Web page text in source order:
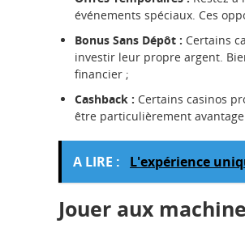
événements spéciaux. Ces
Bonus Sans Dépôt : Certains
investir leur propre argent.
financier ;
Cashback : Certains casinos
être particulièrement
A LIRE : L'expérience
Jouer aux